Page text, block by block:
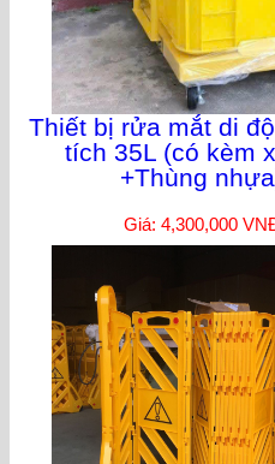
Thiết bị rửa mắt di
tích 35L (có kèm
+Thùng
Giá: 4,300,000